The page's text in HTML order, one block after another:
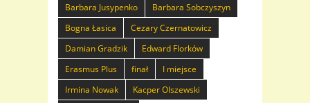
Barbara Jusypenko
Barbara Sobczyszyn
Bogna Łasica
Cezary Czernatowicz
Damian Gradzik
Edward Florków
Erasmus Plus
finał
I miejsce
Irmina Nowak
Kacper Olszewski